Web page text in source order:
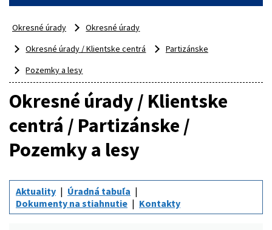
Okresné úrady
Okresné úrady
Okresné úrady / Klientske centrá
Partizánske
Pozemky a lesy
Okresné úrady / Klientske
centrá / Partizánske /
Pozemky a lesy
Aktuality
Úradná tabuľa
Dokumenty na stiahnutie
Kontakty